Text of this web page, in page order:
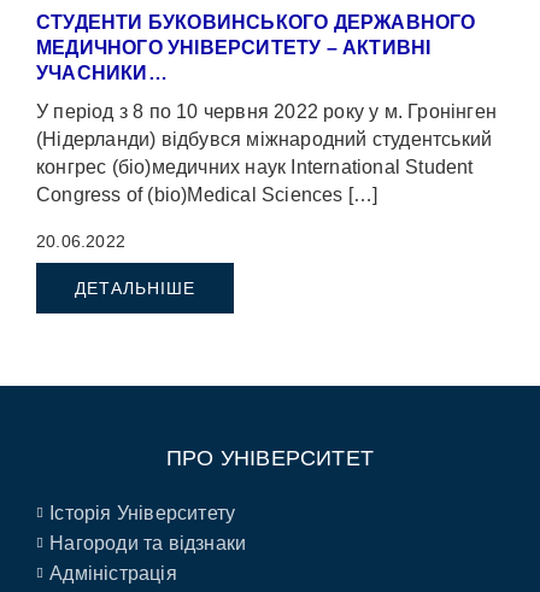
СТУДЕНТИ БУКОВИНСЬКОГО ДЕРЖАВНОГО
МЕДИЧНОГО УНІВЕРСИТЕТУ – АКТИВНІ
УЧАСНИКИ…
У період з 8 по 10 червня 2022 року у м. Гронінген
(Нідерланди) відбувся міжнародний студентський
конгрес (біо)медичних наук International Student
Congress оf (bio)Medical Sciences […]
20.06.2022
ДЕТАЛЬНІШЕ
ПРО УНІВЕРСИТЕТ
Історія Університету
Нагороди та відзнаки
Адміністрація